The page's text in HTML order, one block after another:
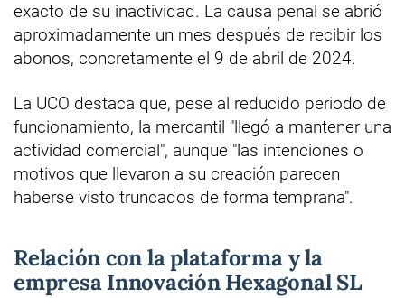
exacto de su inactividad. La causa penal se abrió
aproximadamente un mes después de recibir los
abonos, concretamente el 9 de abril de 2024.
La UCO destaca que, pese al reducido periodo de
funcionamiento, la mercantil "llegó a mantener una
actividad comercial", aunque "las intenciones o
motivos que llevaron a su creación parecen
haberse visto truncados de forma temprana".
Relación con la plataforma y la
empresa Innovación Hexagonal SL